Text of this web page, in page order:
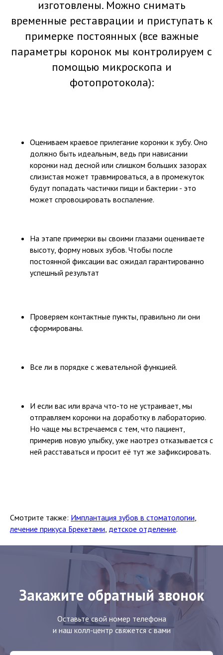
изготовлены. Можно снимать
временные реставрации и приступать к
примерке постоянных (все важные
параметры коронок мы контролируем с
помощью микроскопа и
фотопротокола):
Оцениваем краевое прилегание коронки к зубу. Оно
должно быть идеальным, ведь при нависании
коронки над десной или слишком больших зазорах
слизистая может травмироваться, а в промежуток
будут попадать частички пищи и бактерии - это
может спровоцировать воспаление.
На этапе примерки вы своими глазами оцениваете
высоту, форму новых зубов. Чтобы после
постоянной фиксации вас ожидал гарантированно
успешный результат
Проверяем контактные пункты, правильно ли они
сформированы.
Все ли в порядке с жевательной функцией.
И если вас или врача что-то не устраивает, мы
отправляем коронки на доработку в лабораторию.
Но чаще мы встречаемся с тем, что пациент,
примерив новую улыбку, уже наотрез отказывается с
ней расставаться и просит её тут же зафиксировать.
Смотрите также: Имплантация зубов в стоматологии,
лечение прикуса Брекетами, детское отделение.
Закажите обратный звонок
Оставьте свой номер телефона
и наш колл-центр свяжется с вами